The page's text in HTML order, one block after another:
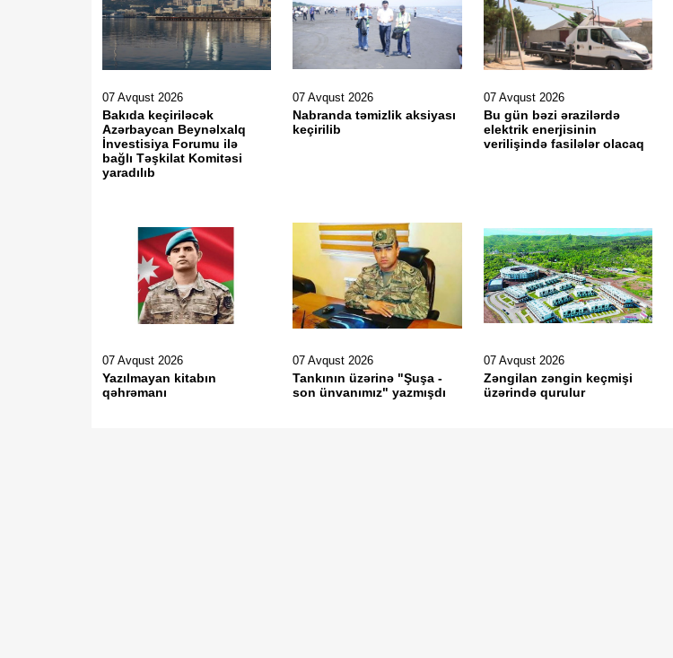
07 Avqust 2026
Bakıda keçiriləcək
Azərbaycan Beynəlxalq
İnvestisiya Forumu ilə
bağlı Təşkilat Komitəsi
yaradılıb
07 Avqust 2026
Nabranda təmizlik aksiyası
keçirilib
07 Avqust 2026
Bu gün bəzi ərazilərdə
elektrik enerjisinin
verilişində fasilələr olacaq
07 Avqust 2026
Yazılmayan kitabın
qəhrəmanı
07 Avqust 2026
Tankının üzərinə "Şuşa -
son ünvanımız" yazmışdı
07 Avqust 2026
Zəngilan zəngin keçmişi
üzərində qurulur